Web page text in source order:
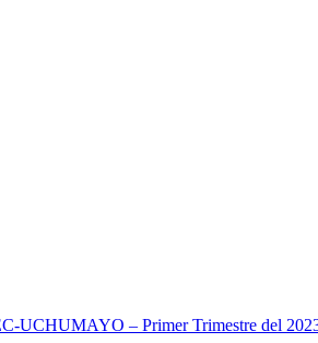
UCHUMAYO – Primer Trimestre del